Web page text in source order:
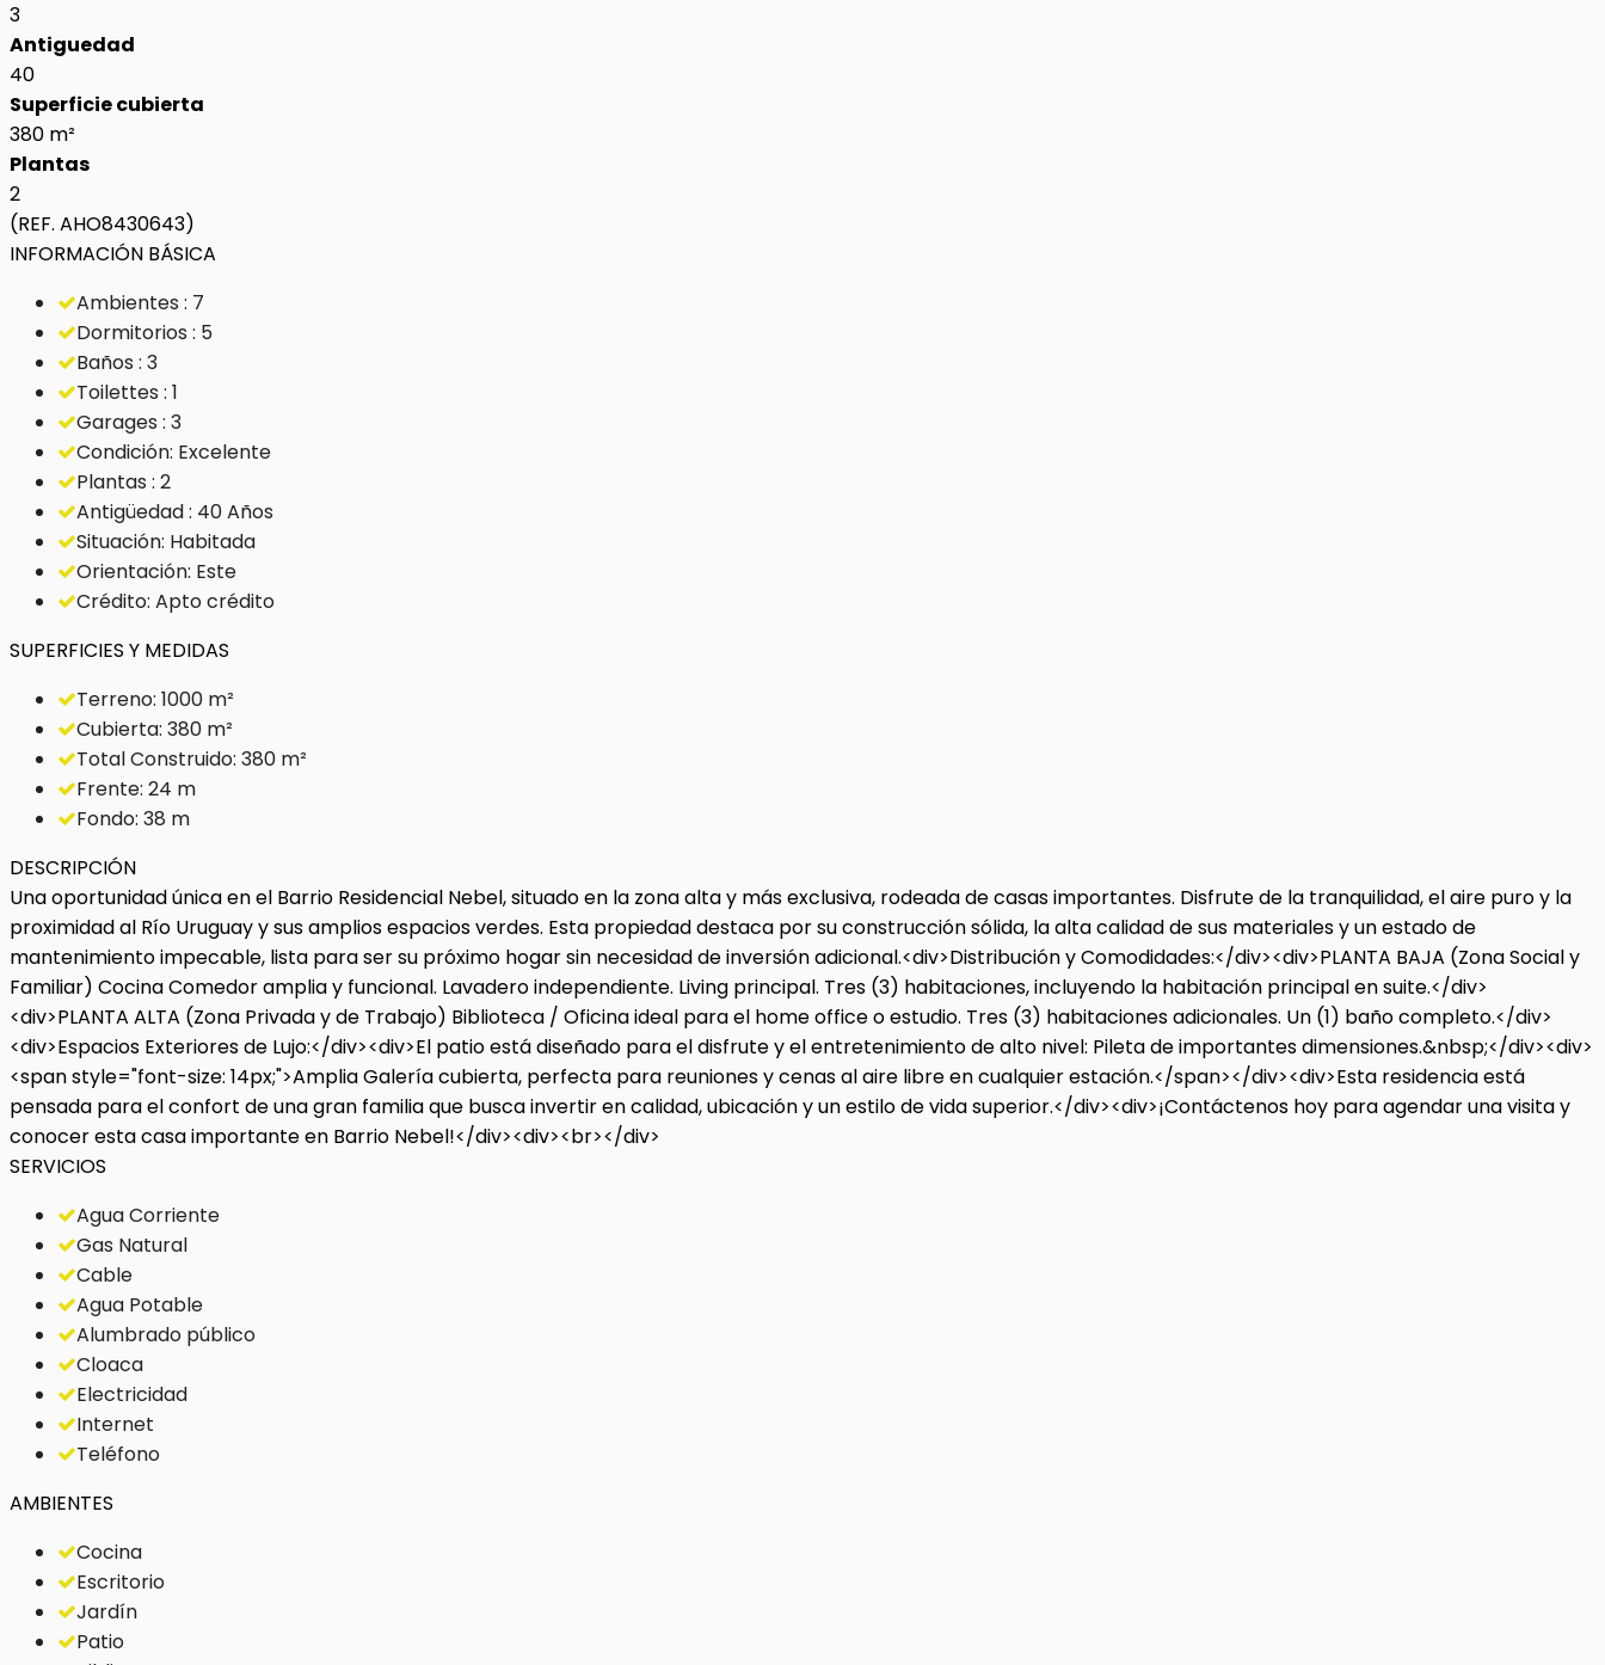
3
Antiguedad
40
Superficie cubierta
380 m²
Plantas
2
(REF. AHO8430643)
INFORMACIÓN BÁSICA
Ambientes : 7
Dormitorios : 5
Baños : 3
Toilettes : 1
Garages : 3
Condición: Excelente
Plantas : 2
Antigüedad : 40 Años
Situación: Habitada
Orientación: Este
Crédito: Apto crédito
SUPERFICIES Y MEDIDAS
Terreno: 1000 m²
Cubierta: 380 m²
Total Construido: 380 m²
Frente: 24 m
Fondo: 38 m
DESCRIPCIÓN
Una oportunidad única en el Barrio Residencial Nebel, situado en la zona alta y más exclusiva, rodeada de casas importantes. Disfrute de la tranquilidad, el aire puro y la
proximidad al Río Uruguay y sus amplios espacios verdes. Esta propiedad destaca por su construcción sólida, la alta calidad de sus materiales y un estado de
mantenimiento impecable, lista para ser su próximo hogar sin necesidad de inversión adicional.<div>Distribución y Comodidades:</div><div>PLANTA BAJA (Zona Social y
Familiar) Cocina Comedor amplia y funcional. Lavadero independiente. Living principal. Tres (3) habitaciones, incluyendo la habitación principal en suite.</div>
<div>PLANTA ALTA (Zona Privada y de Trabajo) Biblioteca / Oficina ideal para el home office o estudio. Tres (3) habitaciones adicionales. Un (1) baño completo.</div>
<div>Espacios Exteriores de Lujo:</div><div>El patio está diseñado para el disfrute y el entretenimiento de alto nivel: Pileta de importantes dimensiones.&nbsp;</div><div>
<span style="font-size: 14px;">Amplia Galería cubierta, perfecta para reuniones y cenas al aire libre en cualquier estación.</span></div><div>Esta residencia está
pensada para el confort de una gran familia que busca invertir en calidad, ubicación y un estilo de vida superior.</div><div>¡Contáctenos hoy para agendar una visita y
conocer esta casa importante en Barrio Nebel!</div><div><br></div>
SERVICIOS
Agua Corriente
Gas Natural
Cable
Agua Potable
Alumbrado público
Cloaca
Electricidad
Internet
Teléfono
AMBIENTES
Cocina
Escritorio
Jardín
Patio